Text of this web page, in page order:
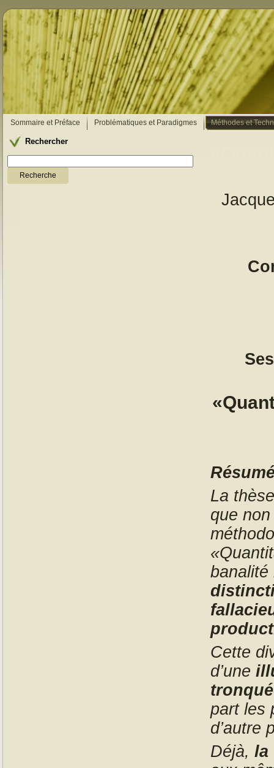
Sommaire et Préface Problématiques et Paradigmes Méthodes et
Rechercher
La
que
Cette
d’une
part les
d’autre
Déjà, la